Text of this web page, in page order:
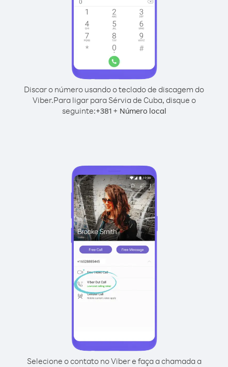
Discar o número usando o teclado de discagem do
Viber.Para ligar para Sérvia de Cuba, disque o
seguinte:+381+ Número local
Selecione o contato no Viber e faça a chamada a